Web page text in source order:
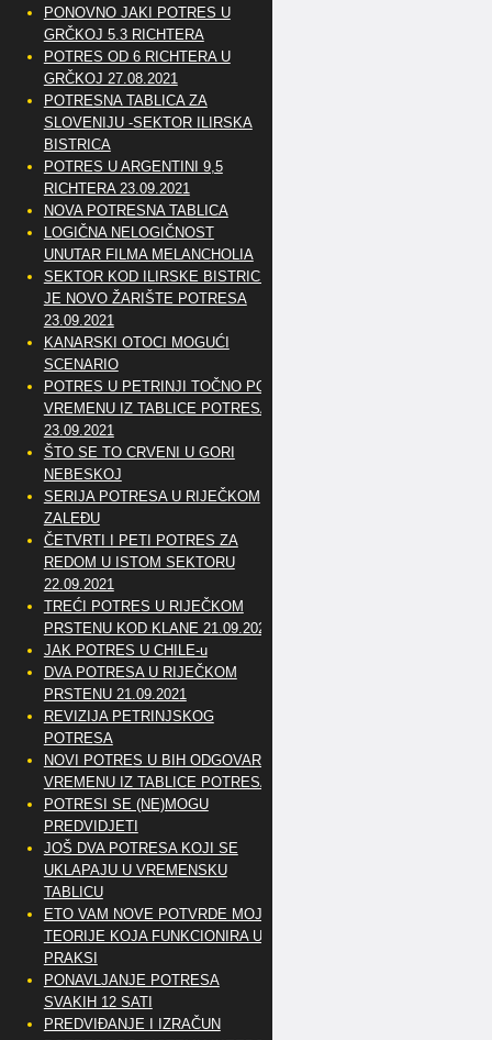
PONOVNO JAKI POTRES U
GRČKOJ 5.3 RICHTERA
POTRES OD 6 RICHTERA U
GRČKOJ 27.08.2021
POTRESNA TABLICA ZA
SLOVENIJU -SEKTOR ILIRSKA
BISTRICA
POTRES U ARGENTINI 9,5
RICHTERA 23.09.2021
NOVA POTRESNA TABLICA
LOGIČNA NELOGIČNOST
UNUTAR FILMA MELANCHOLIA
SEKTOR KOD ILIRSKE BISTRICE
JE NOVO ŽARIŠTE POTRESA
23.09.2021
KANARSKI OTOCI MOGUĆI
SCENARIO
POTRES U PETRINJI TOČNO PO
VREMENU IZ TABLICE POTRESA
23.09.2021
ŠTO SE TO CRVENI U GORI
NEBESKOJ
SERIJA POTRESA U RIJEČKOM
ZALEĐU
ČETVRTI I PETI POTRES ZA
REDOM U ISTOM SEKTORU
22.09.2021
TREĆI POTRES U RIJEČKOM
PRSTENU KOD KLANE 21.09.2021
JAK POTRES U CHILE-u
DVA POTRESA U RIJEČKOM
PRSTENU 21.09.2021
REVIZIJA PETRINJSKOG
POTRESA
NOVI POTRES U BIH ODGOVARA
VREMENU IZ TABLICE POTRESA
POTRESI SE (NE)MOGU
PREDVIDJETI
JOŠ DVA POTRESA KOJI SE
UKLAPAJU U VREMENSKU
TABLICU
ETO VAM NOVE POTVRDE MOJE
TEORIJE KOJA FUNKCIONIRA U
PRAKSI
PONAVLJANJE POTRESA
SVAKIH 12 SATI
PREDVIĐANJE I IZRAČUN